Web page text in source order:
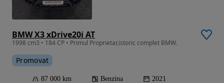
BMW X3 xDrive20i AT
1998 cm3 • 184 CP • Primul Proprietar,istoric complet BMW.
Promovat
87 000 km Benzina 2021